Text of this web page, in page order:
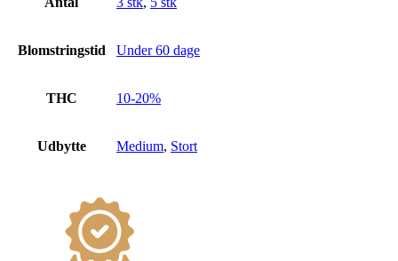
Blomstringstid Under 60 dage
THC 10-20%
Udbytte Medium, Stort